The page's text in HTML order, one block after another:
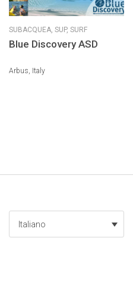
SUBACQUEA, SUP, SURF
Blue Discovery ASD
Arbus, Italy
Italiano